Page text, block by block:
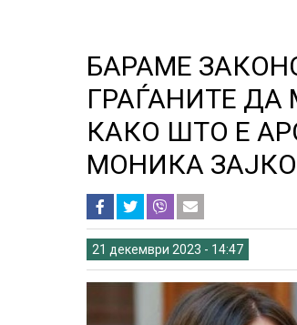
БАРАМЕ
ГРАЃАНИТЕ
КАКО ШТО Е
МОНИКА
21 декември 2023 - 14:47